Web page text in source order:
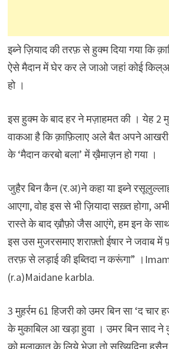
इब्ने ज़ियाद की तरफ़ से हुक्म दिया गया कि
ऐसे मैदान में घेर कर ले जाओ जहां कोई
हो ।
इस हुक्म के बाद हर ने मज़ाहमत की । येह 2
वाकआ है कि क़ाफ़िलाए अले बैत अपने आखरी
के ‘मैदान करबो बला’ में ख़ैमाज़न हो गया ।
जुहैर बिन कैन (र.अ)ने कहा या इब्ने
आएगा, वोह इस से भी ज़ियादा सख़्त होगा,
रास्ते के बाद ख़ौफ़ो जैस आएंगे, हम इन के
इस उस मुजरसमाए शराफ़्तो ईषार ने जवाब में
तरफ़ से लड़ाई की इब्तिदा न करूंगा”
(r.a)Maidane karbla.
3 मुहर्रम 61 हिजरी को उमर बिन सा ‘द
के मुकाबिल आ खड़ा हुवा । उमर बिन साद ने